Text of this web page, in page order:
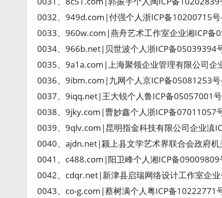
0032、949d.com|付强个人浙ICP备10200715
0033、960w.com|燕舟艺术工作室企业湘ICP备
0034、966b.net|贝世波个人浙ICP备05039394
0035、9a1a.com|上海聚领企业管理有限公司企
0036、9ibm.com|九网个人京ICP备05081253
0037、9iqq.net|王大锐个人鲁ICP备05057001
0038、9jky.com|曹妙鑫个人浙ICP备07011057
0039、9qlv.com|昆明指金科技有限公司企业滇
0040、ajdn.net|颍上县文学艺术界联合会政府
0041、c488.com|阳卫峰个人湘ICP备09009809
0042、cdqr.net|新津县启瑞网络设计工作室企
0043、co-g.com|蔡树满个人粤ICP备10222771